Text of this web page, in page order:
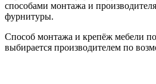
способами монтажа и
фурнитуры.
Способ монтажа и крепёж мебели
выбирается производителем по